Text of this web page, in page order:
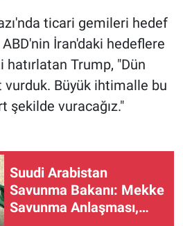
ticari gemileri hedef
ABD'nin İran'daki hedeflere
hatırlatan Trump, "Dün
vurduk. Büyük ihtimalle bu
şekilde vuracağız."
Suudi Arabistan
Savunma Bakanı: Mekke
Savunma Anlaşması,